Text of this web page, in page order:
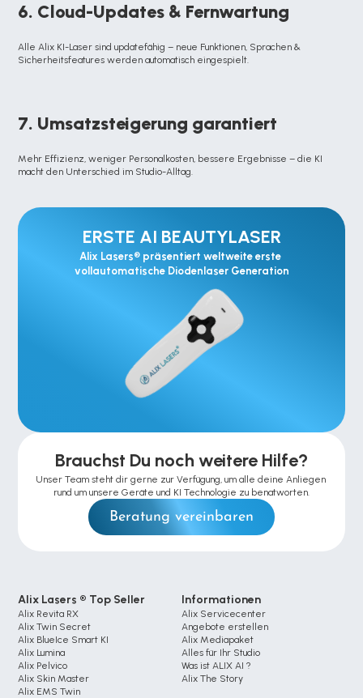
6. Cloud-Updates & Fernwartung
Alle Alix KI-Laser sind updatefähig – neue Funktionen, Sprachen &
Sicherheitsfeatures werden automatisch eingespielt.
7. Umsatzsteigerung garantiert
Mehr Effizienz, weniger Personalkosten, bessere Ergebnisse – die KI
macht den Unterschied im Studio-Alltag.
ERSTE AI BEAUTYLASER
Alix Lasers® präsentiert weltweite erste
vollautomatische Diodenlaser Generation
Brauchst Du noch weitere Hilfe?
Unser Team steht dir gerne zur Verfügung, um alle deine Anliegen
rund um unsere Geräte und KI Technologie zu benatworten.
Beratung vereinbaren
Alix Lasers ® Top Seller
Alix Revita RX
Alix Twin Secret
Alix BlueIce Smart KI
Alix Lumina
Alix Pelvico
Alix Skin Master
Alix EMS Twin
Informationen
Alix Servicecenter
Angebote erstellen
Alix Mediapaket
Alles für Ihr Studio
Was ist ALIX AI ?
Alix The Story